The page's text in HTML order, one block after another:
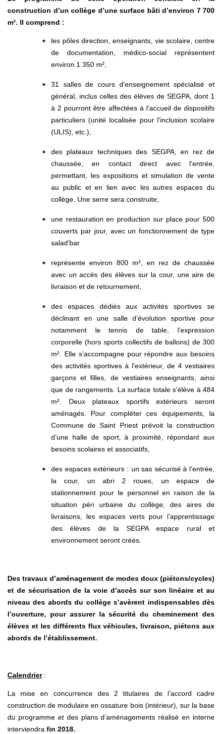
construction d’un collège d’une surface bâti d’environ 7 700
m². Il comprend :
les pôles direction, enseignants, vie scolaire, centre
de documentation, médico-social représentent
environ 1 350 m²,
31 salles de cours d’enseignement spécialisé et
général, inclus celles des élèves de SEGPA, dont 1
à 2 pourront être affectées à l’accueil de dispositifs
particuliers (unité localisée pour l'inclusion scolaire
(ULIS), etc.),
des plateaux techniques des SEGPA, en rez de
chaussée, en contact direct avec l’entrée,
permettant, les expositions et simulation de vente
au public et en lien avec les autres espaces du
collège. Une serre sera construite,
une restauration en production sur place pour 500
couverts par jour, avec un fonctionnement de type
salad’bar
représente environ 800 m², en rez de chaussée
avec un accès des élèves sur la cour, une aire de
livraison et de retournement,
des espaces dédiés aux activités sportives se
déclinant en une salle d’évolution sportive pour
notamment le tennis de table, l’expression
corporelle (hors sports collectifs de ballons) de 300
m². Elle s’accompagne pour répondre aux besoins
des activités sportives à l’extérieur, de 4 vestiaires
garçons et filles, de vestiaires enseignants, ainsi
que de rangements. La surface totale s’élève à 484
m². Deux plateaux sportifs extérieurs seront
aménagés. Pour compléter ces équipements, la
Commune de Saint Priest prévoit la construction
d’une halle de sport, à proximité, répondant aux
besoins scolaires et associatifs,
des espaces extérieurs : un sas sécurisé à l’entrée,
la cour, un abri 2 roues, un espace de
stationnement pour le personnel en raison de la
situation péri urbaine du collège, des aires de
livraisons, les espaces verts pour l’apprentissage
des élèves de la SEGPA espace rural et
environnement seront créés.
Des travaux d’aménagement de modes doux (piétons/cycles)
et de sécurisation de la voie d’accès sur son linéaire et au
niveau des abords du collège s’avèrent indispensables dès
l’ouverture, pour assurer la sécurité du cheminement des
élèves et les différents flux véhicules, livraison, piétons aux
abords de l’établissement.
Calendrier:
La mise en concurrence des 2 titulaires de l’accord cadre
construction de modulaire en ossature bois (intérieur), sur la base
du programme et des plans d’aménagements réalisé en interne
interviendra fin 2018.